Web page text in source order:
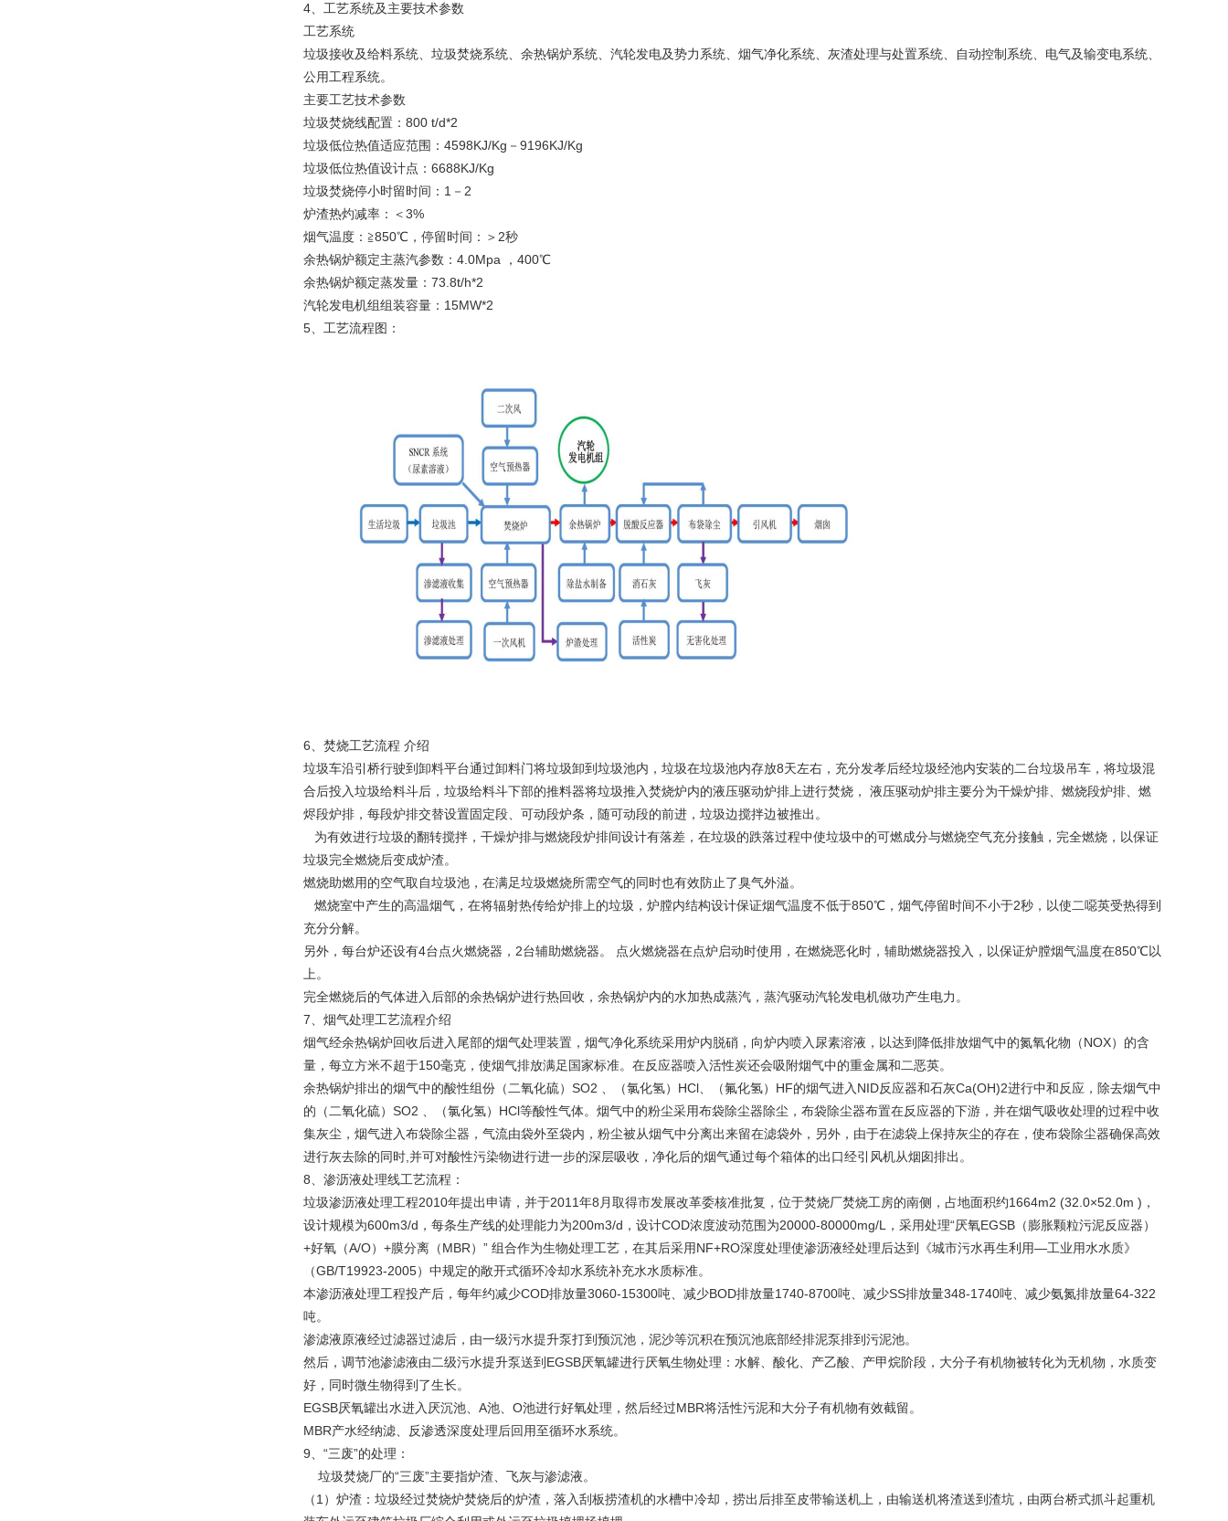
4、工艺系统及主要技术参数
工艺系统
垃圾接收及给料系统、垃圾焚烧系统、余热锅炉系统、汽轮发电及势力系统、烟气净化系统、灰渣处理与处置系统、自动控制系统、电气及输变电系统、
公用工程系统。
主要工艺技术参数
垃圾焚烧线配置：800 t/d*2
垃圾低位热值适应范围：4598KJ/Kg－9196KJ/Kg
垃圾低位热值设计点：6688KJ/Kg
垃圾焚烧停小时留时间：1－2
炉渣热灼减率：＜3%
烟气温度：≧850℃，停留时间：＞2秒
余热锅炉额定主蒸汽参数：4.0Mpa ，400℃
余热锅炉额定蒸发量：73.8t/h*2
汽轮发电机组组装容量：15MW*2
5、工艺流程图：
6、焚烧工艺流程 介绍
垃圾车沿引桥行驶到卸料平台通过卸料门将垃圾卸到垃圾池内，垃圾在垃圾池内存放8天左右，充分发孝后经垃圾经池内安装的二台垃圾吊车，将垃圾混
合后投入垃圾给料斗后，垃圾给料斗下部的推料器将垃圾推入焚烧炉内的液压驱动炉排上进行焚烧， 液压驱动炉排主要分为干燥炉排、燃烧段炉排、燃
烬段炉排，每段炉排交替设置固定段、可动段炉条，随可动段的前进，垃圾边搅拌边被推出。
为有效进行垃圾的翻转搅拌，干燥炉排与燃烧段炉排间设计有落差，在垃圾的跌落过程中使垃圾中的可燃成分与燃烧空气充分接触，完全燃烧，以保证
垃圾完全燃烧后变成炉渣。
燃烧助燃用的空气取自垃圾池，在满足垃圾燃烧所需空气的同时也有效防止了臭气外溢。
燃烧室中产生的高温烟气，在将辐射热传给炉排上的垃圾，炉膛内结构设计保证烟气温度不低于850℃，烟气停留时间不小于2秒，以使二噁英受热得到
充分分解。
另外，每台炉还设有4台点火燃烧器，2台辅助燃烧器。 点火燃烧器在点炉启动时使用，在燃烧恶化时，辅助燃烧器投入，以保证炉膛烟气温度在850℃以
上。
完全燃烧后的气体进入后部的余热锅炉进行热回收，余热锅炉内的水加热成蒸汽，蒸汽驱动汽轮发电机做功产生电力。
7、烟气处理工艺流程介绍
烟气经余热锅炉回收后进入尾部的烟气处理装置，烟气净化系统采用炉内脱硝，向炉内喷入尿素溶液，以达到降低排放烟气中的氮氧化物（NOX）的含
量，每立方米不超于150毫克，使烟气排放满足国家标准。在反应器喷入活性炭还会吸附烟气中的重金属和二恶英。
余热锅炉排出的烟气中的酸性组份（二氧化硫）SO2 、（氯化氢）HCl、（氟化氢）HF的烟气进入NID反应器和石灰Ca(OH)2进行中和反应，除去烟气中
的（二氧化硫）SO2 、（氯化氢）HCl等酸性气体。烟气中的粉尘采用布袋除尘器除尘，布袋除尘器布置在反应器的下游，并在烟气吸收处理的过程中收
集灰尘，烟气进入布袋除尘器，气流由袋外至袋内，粉尘被从烟气中分离出来留在滤袋外，另外，由于在滤袋上保持灰尘的存在，使布袋除尘器确保高效
进行灰去除的同时,并可对酸性污染物进行进一步的深层吸收，净化后的烟气通过每个箱体的出口经引风机从烟囱排出。
8、渗沥液处理线工艺流程：
垃圾渗沥液处理工程2010年提出申请，并于2011年8月取得市发展改革委核准批复，位于焚烧厂焚烧工房的南侧，占地面积约1664m2 (32.0×52.0m )，
设计规模为600m3/d，每条生产线的处理能力为200m3/d，设计COD浓度波动范围为20000-80000mg/L，采用处理“厌氧EGSB（膨胀颗粒污泥反应器）
+好氧（A/O）+膜分离（MBR）” 组合作为生物处理工艺，在其后采用NF+RO深度处理使渗沥液经处理后达到《城市污水再生利用—工业用水水质》
（GB/T19923-2005）中规定的敞开式循环冷却水系统补充水水质标准。
本渗沥液处理工程投产后，每年约减少COD排放量3060-15300吨、减少BOD排放量1740-8700吨、减少SS排放量348-1740吨、减少氨氮排放量64-322
吨。
渗滤液原液经过滤器过滤后，由一级污水提升泵打到预沉池，泥沙等沉积在预沉池底部经排泥泵排到污泥池。
然后，调节池渗滤液由二级污水提升泵送到EGSB厌氧罐进行厌氧生物处理：水解、酸化、产乙酸、产甲烷阶段，大分子有机物被转化为无机物，水质变
好，同时微生物得到了生长。
EGSB厌氧罐出水进入厌沉池、A池、O池进行好氧处理，然后经过MBR将活性污泥和大分子有机物有效截留。
MBR产水经纳滤、反渗透深度处理后回用至循环水系统。
9、“三废”的处理：
垃圾焚烧厂的“三废”主要指炉渣、飞灰与渗滤液。
（1）炉渣：垃圾经过焚烧炉焚烧后的炉渣，落入刮板捞渣机的水槽中冷却，捞出后排至皮带输送机上，由输送机将渣送到渣坑，由两台桥式抓斗起重机